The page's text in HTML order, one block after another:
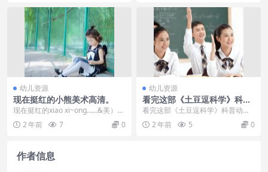
幼儿资源
现在挺红的小熊美术高清。
现在挺红的xiao xi~ong……&美）术
的课件。大家应该都看到过广告...
2 年前 7 0
幼儿资源
看完这部《土豆逗科学》科普
动画孩子的心比世界大
看完这部《土豆逗科学》科普动画
孩子的心比世界大我仔细扒拉了选
集目录，发现这些主题...
2 年前 5 0
作者信息